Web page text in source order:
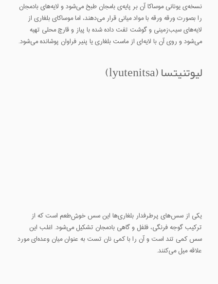
نسخه‌ی یونانی موساکا آن بر پایه‌ی بامجان طبخ می‌شود و لایه‌های بادمجان
را بصورت ورقه ورقه با مواد میانی قرار می‌دهند، اما موساکای بلغاری از
لایه‌های سیب‌زمینی و گوشت تفت داده شده با پیاز و قارچ محلی تهیه
می‌شود و روی آن با لایه‌ای از ماست بلغاری یا پنیر فراوان پوشانده می‌شود.
لیوتنیتسا (lyutenitsa)
یکی از سس‌های پرطرفدار بلغاری‌ها این سس خوش‌طعم است که از
ترکیب گوجه فرنگی، فلفل و گاهی بادمجان تشکیل می‌شود. اغلب این
سس کمی تند است و آن را با کمی نان تست به عنوان میان وعده‌ای مورد
علاقه میل می‌کنند.